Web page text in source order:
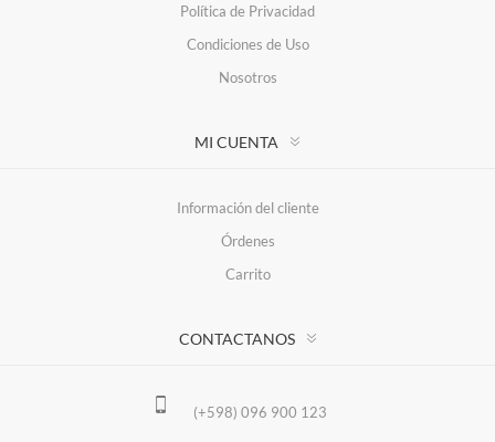
Política de Privacidad
Condiciones de Uso
Nosotros
MI CUENTA
Información del cliente
Órdenes
Carrito
CONTACTANOS
(+598) 096 900 123